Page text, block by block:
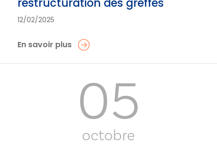
12/02/2025
En savoir plus
05
octobre